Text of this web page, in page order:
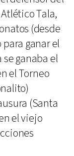
Tala,
(desde
ganar el
ganaba el
el Torneo
(Santa
el viejo